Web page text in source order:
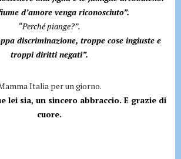
d’amore venga riconosciuto”.
“Perché piange?”.
discriminazione, troppe cose ingiuste e
troppi diritti negati”.
Italia per un giorno.
lei sia, un sincero abbraccio. E grazie di
cuore.